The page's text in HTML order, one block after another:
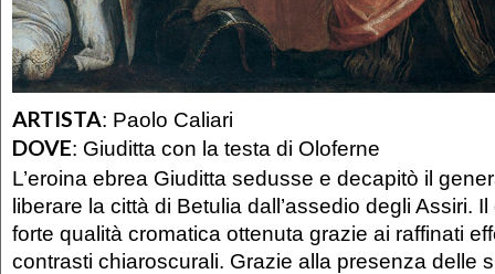
ARTISTA: Paolo Caliari
DOVE: Giuditta con la testa di Oloferne
L’eroina ebrea Giuditta sedusse e decapitò il
liberare la città di Betulia dall’assedio degli Assiri.
forte qualità cromatica ottenuta grazie ai raffinati
contrasti chiaroscurali. Grazie alla presenza delle